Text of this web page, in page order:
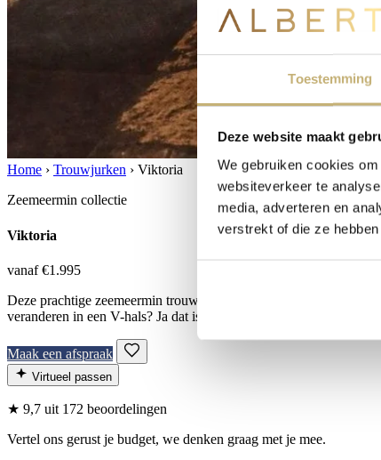
Toestemming
Deze website maakt
We gebruiken cookies
websiteverkeer te
media, adverteren en
verstrekt of die ze
Home › Trouwjurken › Viktoria
Zeemeermin collectie
Viktoria
vanaf €1.995
Deze prachtige zeemeermin trouwjurk is gemaakt van een fijne
veranderen in een V-hals? Ja dat is mogelijk! Bij ALBERTO
Maak een afspraak
Virtueel passen
★ 9,7 uit 172 beoordelingen
Vertel ons gerust je budget, we denken graag met je mee.